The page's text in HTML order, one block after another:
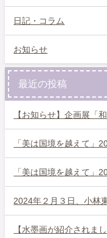
日記・コラム
お知らせ
最近の投稿
【お知らせ】企画展「
「美は国境を越えて」
「美は国境を越えて」
2024年２月３日、小林
【水墨画が紹介されま